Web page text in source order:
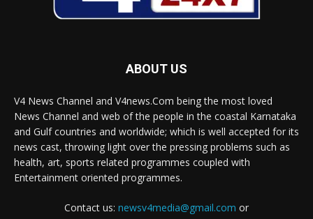
ABOUT US
V4 News Channel and V4news.Com being the most loved
News Channel and web of the people in the coastal Karnataka
and Gulf countries and worldwide; which is well accepted for its
news cast, throwing light over the pressing problems such as
health, art, sports related programmes coupled with
Entertainment oriented programmes.
Contact us: newsv4media@gmail.com or